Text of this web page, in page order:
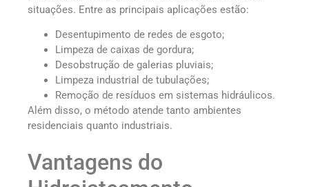
situações. Entre as principais aplicações estão:
Desentupimento de redes de esgoto;
Limpeza de caixas de gordura;
Desobstrução de galerias pluviais;
Limpeza industrial de tubulações;
Remoção de resíduos em sistemas hidráulicos.
Além disso, o método atende tanto ambientes
residenciais quanto industriais.
Vantagens do